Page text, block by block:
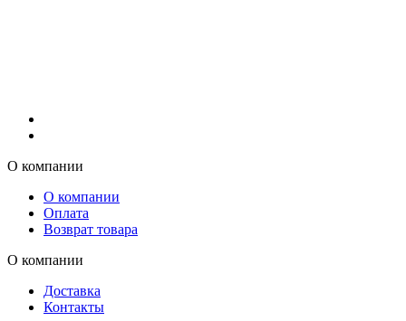
О компании
О компании
Оплата
Возврат товара
О компании
Доставка
Контакты